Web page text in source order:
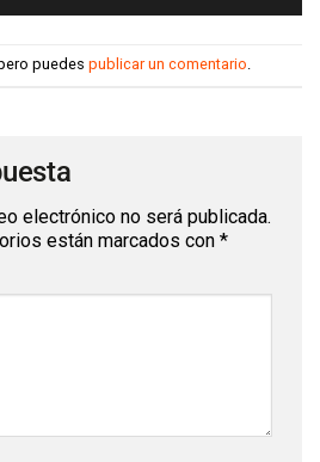
puedes publicar un comentario.
electrónico no será publicada.
están marcados con *